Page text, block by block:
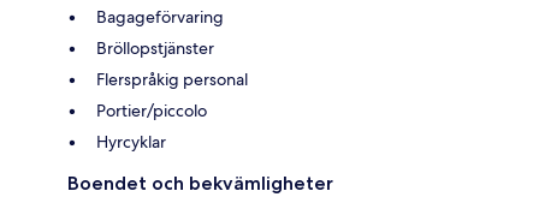
Bagageförvaring
Bröllopstjänster
Flerspråkig personal
Portier/piccolo
Hyrcyklar
Boendet och bekvämligheter